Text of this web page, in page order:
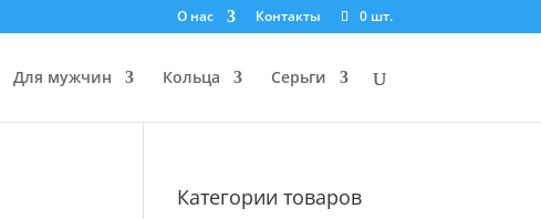
О нас Контакты 0 шт.
Для мужчин Кольца Серьги
Категории товаров